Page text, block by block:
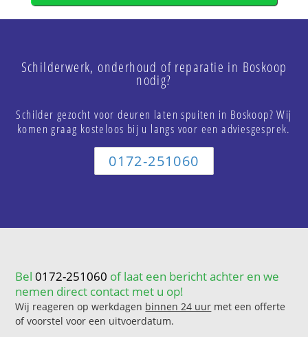
Schilderwerk, onderhoud of reparatie in Boskoop
nodig?
Schilder gezocht voor deuren laten spuiten in Boskoop? Wij
komen graag kosteloos bij u langs voor een adviesgesprek.
0172-251060
Bel0172-251060 of laat een bericht achter en we
nemen direct contact met u op!
Wij reageren op werkdagen binnen 24 uur met een offerte
of voorstel voor een uitvoerdatum.